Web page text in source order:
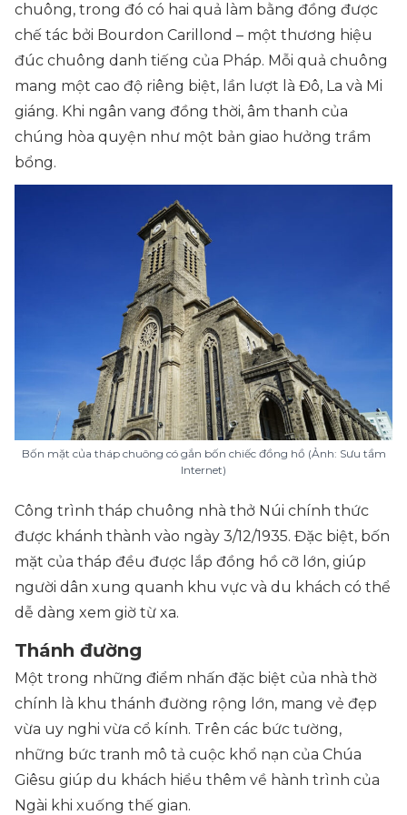
chuông, trong đó có hai quả làm bằng đồng được
chế tác bởi Bourdon Carillond – một thương hiệu
đúc chuông danh tiếng của Pháp. Mỗi quả chuông
mang một cao độ riêng biệt, lần lượt là Đô, La và Mi
giáng. Khi ngân vang đồng thời, âm thanh của
chúng hòa quyện như một bản giao hưởng trầm
bổng.
Bốn mặt của tháp chuông có gắn bốn chiếc đồng hồ (Ảnh: Sưu tầm
Internet)
Công trình tháp chuông nhà thở Núi chính thức
được khánh thành vào ngày 3/12/1935. Đặc biệt, bốn
mặt của tháp đều được lắp đồng hồ cỡ lớn, giúp
người dân xung quanh khu vực và du khách có thể
dễ dàng xem giờ từ xa.
Thánh đường
Một trong những điểm nhấn đặc biệt của nhà thờ
chính là khu thánh đường rộng lớn, mang vẻ đẹp
vừa uy nghi vừa cổ kính. Trên các bức tường,
những bức tranh mô tả cuộc khổ nạn của Chúa
Giêsu giúp du khách hiểu thêm về hành trình của
Ngài khi xuống thế gian.